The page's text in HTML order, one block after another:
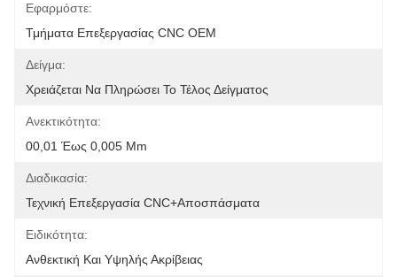
Εφαρμόστε:
Τμήματα Επεξεργασίας CNC OEM
Δείγμα:
Χρειάζεται Να Πληρώσει Το Τέλος Δείγματος
Ανεκτικότητα:
00,01 Έως 0,005 Mm
Διαδικασία:
Τεχνική Επεξεργασία CNC+αποσπάσματα
Ειδικότητα:
Ανθεκτική Και Υψηλής Ακρίβειας